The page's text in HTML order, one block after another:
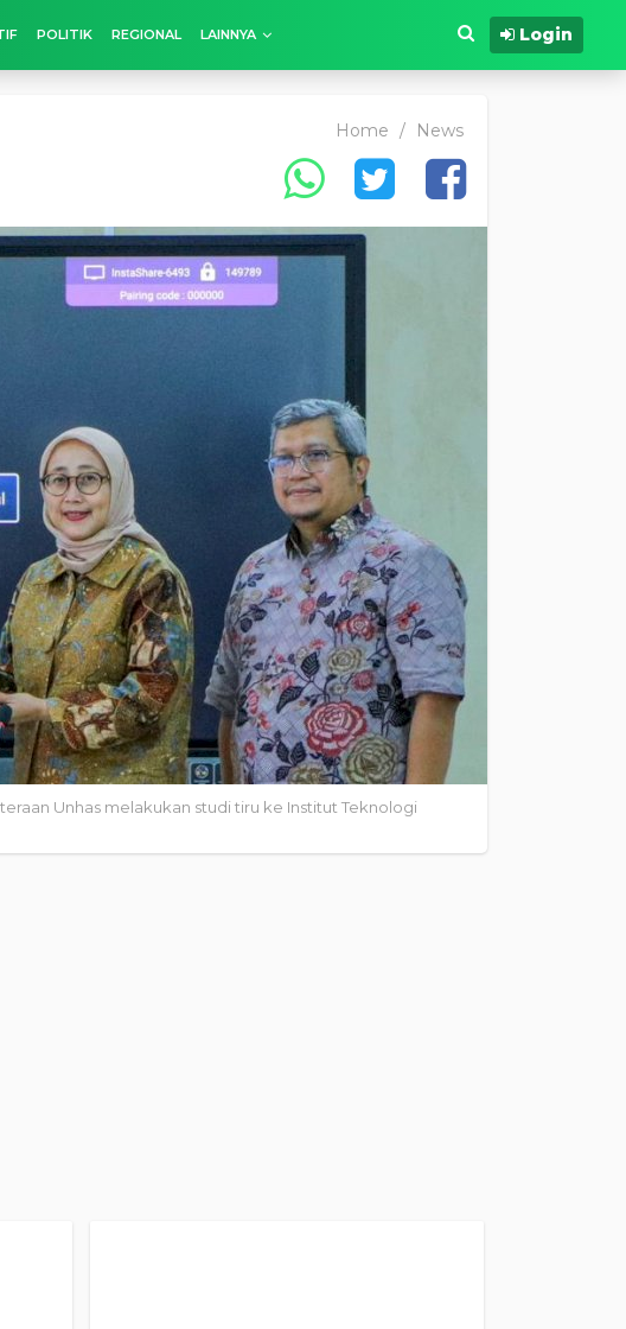
POLITIK REGIONAL LAINNYA Login
Home / News
Unhas melakukan studi tiru ke Institut Teknologi